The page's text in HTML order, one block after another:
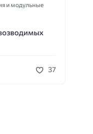
и модульные
37